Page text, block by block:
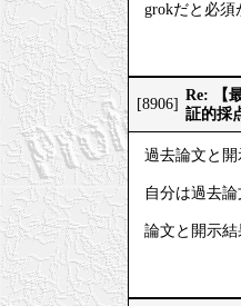
grokだと必須
[8906]
Re: 【
証的採
過去論文と
自分は過去
論文と開示